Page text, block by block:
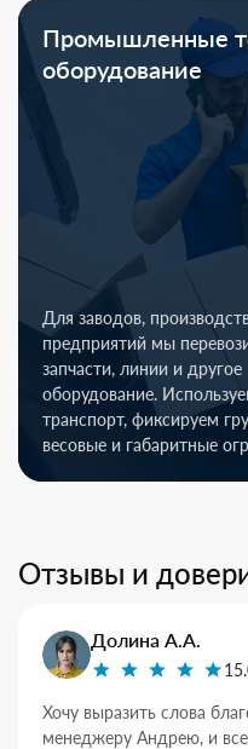
Промышленные
оборудование
Для заводов,
предприятий мы
запчасти, линии и другое
оборудование.
транспорт, фиксируем
весовые и габаритные
Отзывы и
Долина А.А.
Хочу выразить слова
менеджеру Андрею, и